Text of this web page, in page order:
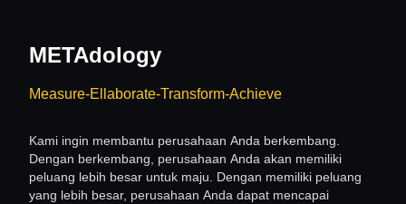
METAdology
Measure-Ellaborate-Transform-Achieve
Kami ingin membantu perusahaan Anda berkembang.
Dengan berkembang, perusahaan Anda akan memiliki
peluang lebih besar untuk maju. Dengan memiliki peluang
yang lebih besar, perusahaan Anda dapat mencapai